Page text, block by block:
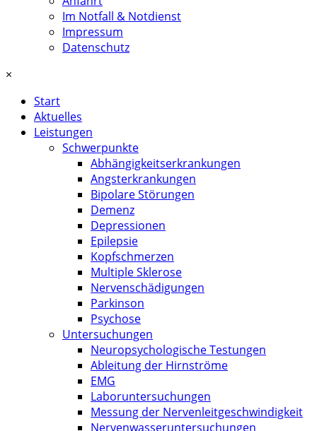
Im Notfall & Notdienst
Impressum
Datenschutz
×
Start
Aktuelles
Leistungen
Schwerpunkte
Abhängigkeitserkrankungen
Angsterkrankungen
Bipolare Störungen
Demenz
Depressionen
Epilepsie
Kopfschmerzen
Multiple Sklerose
Nervenschädigungen
Parkinson
Psychose
Untersuchungen
Neuropsychologische Testungen
Ableitung der Hirnströme
EMG
Laboruntersuchungen
Messung der Nervenleitgeschwindigkeit
Nervenwasseruntersuchungen